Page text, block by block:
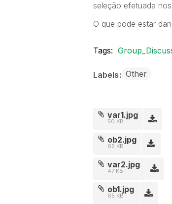
seleção efetuada
O que pode estar
Tags:
Labels Other
var1.jpg
50 KB
ob2.jpg
65 KB
var2.jpg
47 KB
ob1.jpg
65 KB